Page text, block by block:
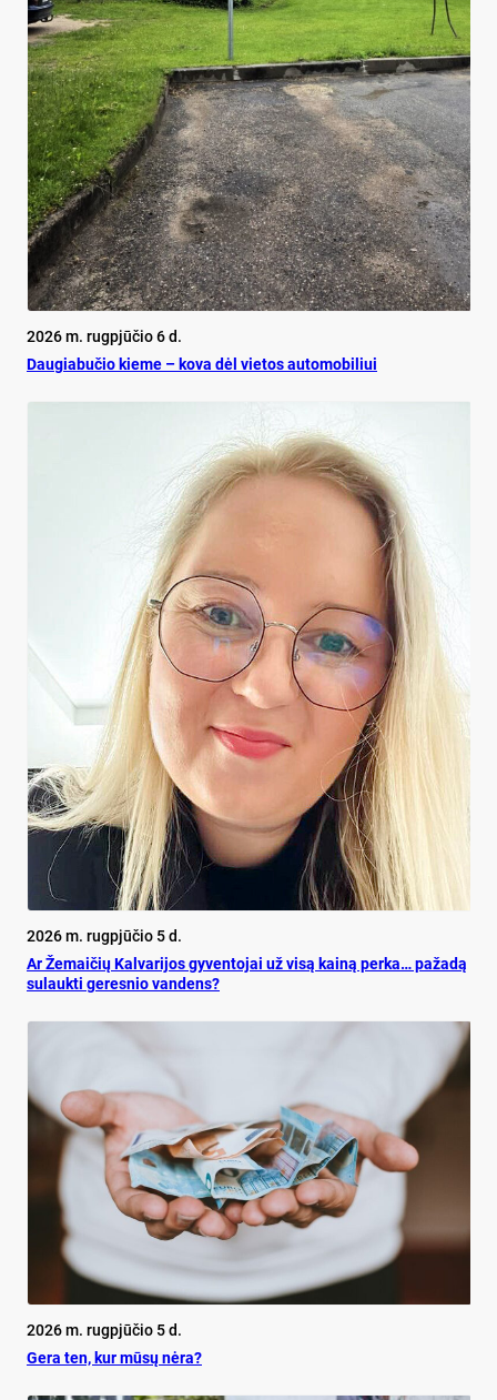
2026 m. rugpjūčio 6 d.
Dau­gia­bu­čio kie­me – ko­va dėl vie­tos au­to­mo­bi­liui
2026 m. rugpjūčio 5 d.
Ar Že­mai­čių Kal­va­ri­jos gy­ven­to­jai už vi­są kai­ną per­ka… pa­ža­dą
su­lauk­ti ge­res­nio van­dens?
2026 m. rugpjūčio 5 d.
Ge­ra ten, kur mū­sų nė­ra?